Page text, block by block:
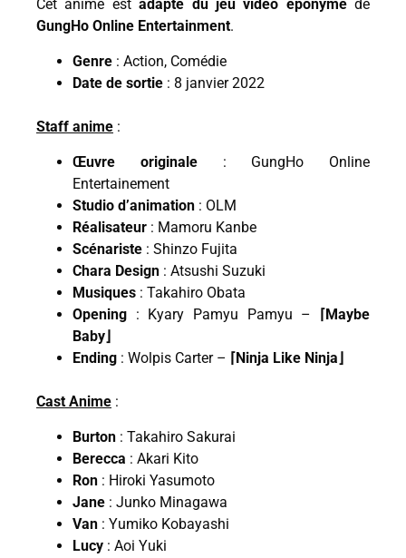
Cet anime estadapté du jeu vidéo éponymede
GungHo Online Entertainment.
Genre : Action, Comédie
Date de sortie : 8 janvier 2022
Staff anime :
Œuvre originale : GungHo Online
Entertainement
Studio d’animation : OLM
Réalisateur : Mamoru Kanbe
Scénariste : Shinzo Fujita
Chara Design : Atsushi Suzuki
Musiques : Takahiro Obata
Opening : Kyary Pamyu Pamyu –
⌈Maybe
Baby⌋
Ending : Wolpis Carter – ⌈Ninja Like Ninja⌋
Cast Anime :
Burton : Takahiro Sakurai
Berecca : Akari Kito
Ron : Hiroki Yasumoto
Jane : Junko Minagawa
Van : Yumiko Kobayashi
Lucy : Aoi Yuki